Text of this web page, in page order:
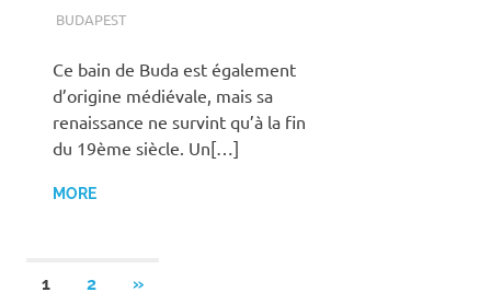
TERMALFURDOK.COM
BUDAPEST
Ce bain de Buda est également
d’origine médiévale, mais sa
renaissance ne survint qu’à la fin
du 19ème siècle. Un[…]
MORE
Posts
1 2
NEXT
»